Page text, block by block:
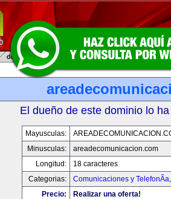
El dueño de este dominio lo
Mayusculas:
Minusculas:
areadecomunicacion.com
Longitud:
18 caracteres
Categorias:
Comunicaciones y TelefonÃ­a
Precio:
Realizar una oferta!